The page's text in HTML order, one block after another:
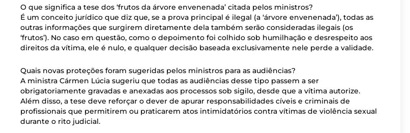
O que significa a tese dos ‘frutos da árvore envenenada’ citada pelos ministros?
É um conceito jurídico que diz que, se a prova principal é ilegal (a ‘árvore envenenada’), todas as
outras informações que surgirem diretamente dela também serão consideradas ilegais (os
‘frutos’). No caso em questão, como o depoimento foi colhido sob humilhação e desrespeito aos
direitos da vítima, ele é nulo, e qualquer decisão baseada exclusivamente nele perde a validade.
Quais novas proteções foram sugeridas pelos ministros para as audiências?
A ministra Cármen Lúcia sugeriu que todas as audiências desse tipo passem a ser
obrigatoriamente gravadas e anexadas aos processos sob sigilo, desde que a vítima autorize.
Além disso, a tese deve reforçar o dever de apurar responsabilidades cíveis e criminais de
profissionais que permitirem ou praticarem atos intimidatórios contra vítimas de violência sexual
durante o rito judicial.